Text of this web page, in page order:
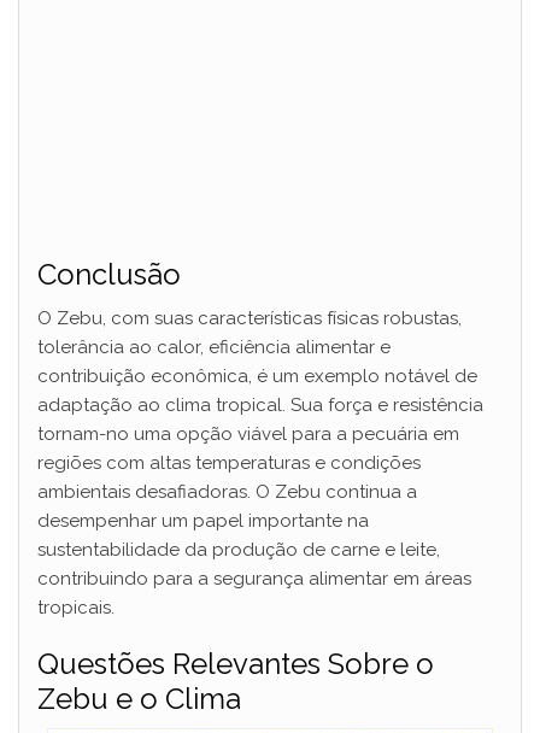
Conclusão
O Zebu, com suas características físicas robustas,
tolerância ao calor, eficiência alimentar e
contribuição econômica, é um exemplo notável de
adaptação ao clima tropical. Sua força e resistência
tornam-no uma opção viável para a pecuária em
regiões com altas temperaturas e condições
ambientais desafiadoras. O Zebu continua a
desempenhar um papel importante na
sustentabilidade da produção de carne e leite,
contribuindo para a segurança alimentar em áreas
tropicais.
Questões Relevantes Sobre o
Zebu e o Clima